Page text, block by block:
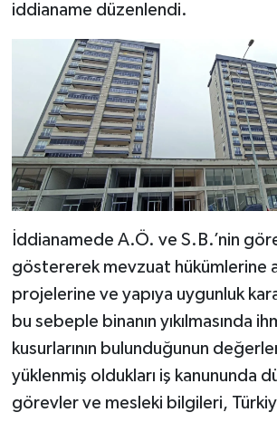
iddianame düzenlendi.
İddianamede A.Ö. ve S.B.’nin
göstererek mevzuat hükümlerine
projelerine ve yapıya uygunluk
bu sebeple binanın yıkılmasında
kusurlarının bulunduğunun
yüklenmiş oldukları iş kanununda
görevler ve mesleki bilgileri,